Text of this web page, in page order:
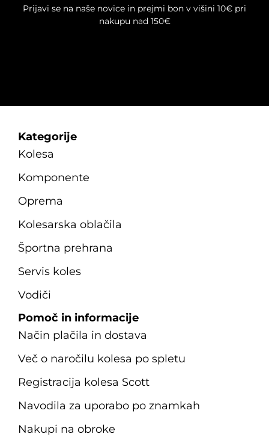
Prijavi se na naše novice in prejmi bon v višini 10€ pri
nakupu nad 150€
Kategorije
Kolesa
Komponente
Oprema
Kolesarska oblačila
Športna prehrana
Servis koles
Vodiči
Pomoč in informacije
Način plačila in dostava
Več o naročilu kolesa po spletu
Registracija kolesa Scott
Navodila za uporabo po znamkah
Nakupi na obroke